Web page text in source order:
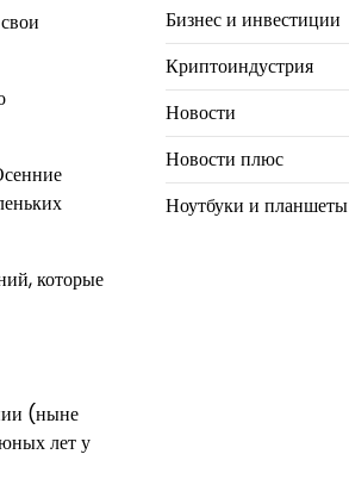
которые
(ныне
лет у
Бизнес и инвестиции
Криптоиндустрия
Новости
Новости плюс
Ноутбуки и планшеты